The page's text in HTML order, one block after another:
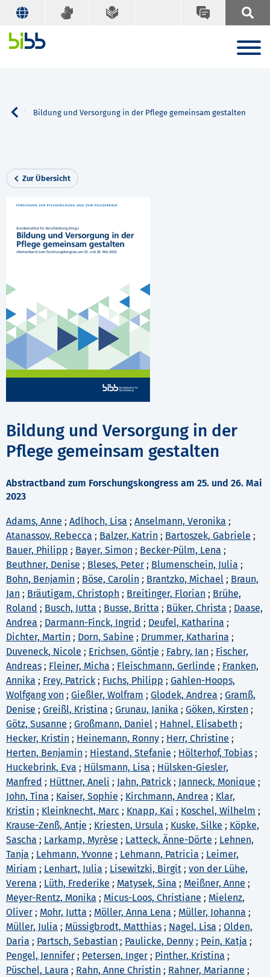
Bildung und Versorgung in der Pflege gemeinsam gestalten
Zur Übersicht
Bildung und Versorgung in der
Pflege gemeinsam gestalten
Abstractband zum Forschungskongress am 25. und 26. Mai
2023
Adams, Anne ; Adlhoch, Lisa ; Anselmann, Veronika ;
Atanassov, Rebecca ; Balzer, Katrin ; Bartoszek, Gabriele ;
Bauer, Philipp ; Bayer, Simon ; Becker-Pülm, Lena ;
Beuthner, Denise ; Bleses, Peter ; Blumenschein, Julia ;
Bohn, Benjamin ; Böse, Carolin ; Brantzko, Michael ; Braun,
Jan ; Bräutigam, Christoph ; Breitinger, Florian ; Brühe,
Roland ; Busch, Jutta ; Busse, Britta ; Büker, Christa ; Daase,
Andrea ; Darmann-Finck, Ingrid ; Deufel, Katharina ;
Dichter, Martin ; Dorn, Sabine ; Drummer, Katharina ;
Duveneck, Nicole ; Erichsen, Göntje ; Fabry, Jan ; Fischer,
Andreas ; Fleiner, Micha ; Fleischmann, Gerlinde ; Franken,
Annika ; Frey, Patrick ; Fuchs, Philipp ; Gahlen-Hoops,
Wolfgang von ; Gießler, Wolfram ; Glodek, Andrea ; Gramß,
Denise ; Greißl, Kristina ; Grunau, Janika ; Göken, Kirsten ;
Götz, Susanne ; Großmann, Daniel ; Hahnel, Elisabeth ;
Hecker, Kristin ; Heinemann, Ronny ; Herr, Christine ;
Herten, Benjamin ; Hiestand, Stefanie ; Hölterhof, Tobias ;
Huckebrink, Eva ; Hülsmann, Lisa ; Hülsken-Giesler,
Manfred ; Hüttner, Aneli ; Jahn, Patrick ; Janneck, Monique ;
John, Tina ; Kaiser, Sophie ; Kirchmann, Andrea ; Klar,
Kristin ; Kleinknecht, Marc ; Knapp, Kai ; Koschel, Wilhelm ;
Krause-Zenß, Antje ; Kriesten, Ursula ; Kuske, Silke ; Köpke,
Sascha ; Larkamp, Myrèse ; Latteck, Änne-Dörte ; Lehnen,
Tanja ; Lehmann, Yvonne ; Lehmann, Patricia ; Leimer,
Miriam ; Lenhart, Julia ; Lisewitzki, Birgit ; von der Lühe,
Verena ; Lüth, Frederike ; Matysek, Sina ; Meißner, Anne ;
Meyer-Rentz, Monika ; Micus-Loos, Christiane ; Mielenz,
Oliver ; Mohr, Jutta ; Möller, Anna Lena ; Müller, Johanna ;
Müller, Julia ; Müssigbrodt, Matthias ; Nagel, Lisa ; Olden,
Daria ; Partsch, Sebastian ; Paulicke, Denny ; Pein, Katja ;
Pengel, Jennifer ; Petersen, Inger ; Pinther, Kristina ;
Püschel, Laura ; Rahn, Anne Christin ; Rahner, Marianne ;